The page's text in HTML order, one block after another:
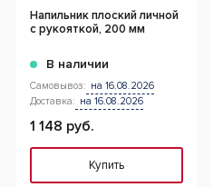
Напильник плоский личной
с рукояткой, 200 мм
В наличии
Самовывоз: на 16.08.2026
Доставка: на 16.08.2026
1 148 руб.
Купить